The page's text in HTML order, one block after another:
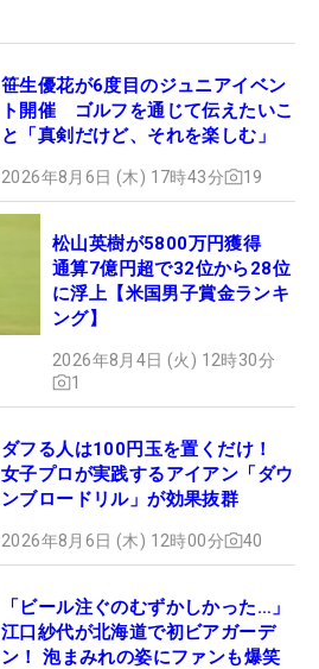
笹生優花が6度目のジュニアイベン
ト開催 ゴルフを通じて伝えたいこ
と「真剣だけど、それを楽しむ」
2026年8月6日 (木) 17時43分 19
松山英樹が5800万円獲得
通算7億円超で32位から28位
に浮上【米国男子賞金ランキ
ング】
2026年8月4日 (火) 12時30分
1
ダフる人は100円玉を置くだけ！
女子プロが実践するアイアン「ダウ
ンブロードリル」が効果抜群
2026年8月6日 (木) 12時00分 40
「ビール注ぐのむずかしかった…」
江口紗代が北海道で初ビアガーデ
ン！ 泡まみれの姿にファンも爆笑